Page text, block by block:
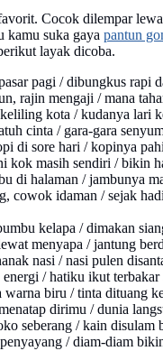
Cocok dilempar lewat
kamu suka gaya pantun
layak dicoba.
pagi / dibungkus rapi
rajin mengaji / mana
kota / kudanya lari
cinta / gara-gara
di sore hari / kopinya
kok masih sendiri / bikin
di halaman / jambunya
cowok idaman / sejak
kelapa / dimakan
menyapa / jantung
nasi / nasi pulen
energi / hatiku ikut terbakar
biru / tinta dituang
dirimu / dunia
seberang / kain disulam
/ diam-diam